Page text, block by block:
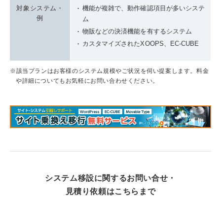
対象システム・
例
機能が複雑で、動作確認項目が多いシステ
ム
物販などの決済機能を有するシステム
カスタマイズされたXOOPS、EC-CUBE
※該当プランはお客様のシステム規模やご状況を伺い提案します。料金
や詳細についてもお気軽にお問い合わせください。
システム移設に関するお問い合せ・
見積り依頼はこちらまで